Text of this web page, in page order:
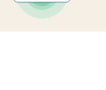
للبيع